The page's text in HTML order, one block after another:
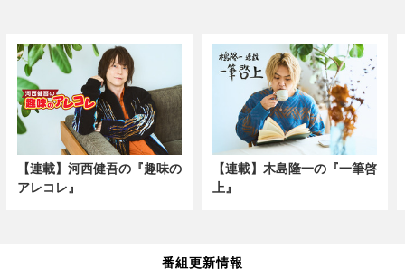
【連載】河西健吾の『趣味の
アレコレ』
【連載】木島隆一の『一筆啓
上』
番組更新情報